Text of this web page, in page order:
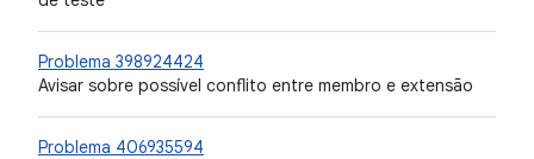
Problema 398924424
Avisar sobre possível conflito entre membro e extensão
Problema 406935594